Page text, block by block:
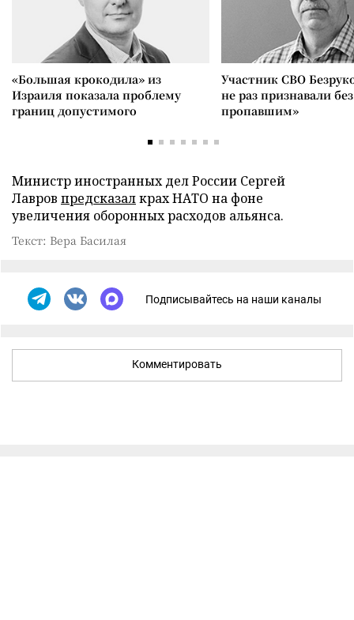
«Большая крокодила» из
Израиля показала проблему
границ допустимого
Участник СВО
не раз признавали
пропавшим»
Министр иностранных дел России Сергей
Лавров предсказалкрах НАТО на фоне
увеличения оборонных расходов альянса.
Текст: Вера Басилая
Подписывайтесь на наши каналы
Комментировать